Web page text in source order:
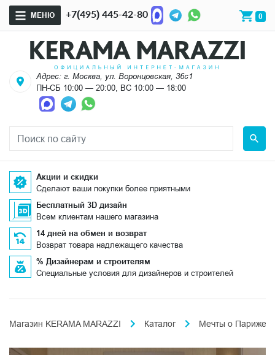
МЕНЮ +7(495) 445-42-80 0
Адрес: г. Москва, ул. Воронцовская, 36с1
ПН-СБ 10:00 — 20:00, ВС 10:00 — 18:00
Акции и скидки
Сделают ваши покупки более приятными
Бесплатный 3D дизайн
Всем клиентам нашего магазина
14 дней на обмен и возврат
Возврат товара надлежащего качества
% Дизайнерам и строителям
Специальные условия для дизайнеров и строителей
Магазин KERAMA MARAZZI Каталог Мечты о Париже